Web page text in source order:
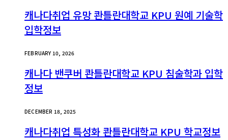
캐나다취업 유망 콴틀란대학교 KPU 원예 기술학
입학정보
FEBRUARY 10, 2026
캐나다 밴쿠버 콴틀란대학교 KPU 침술학과 입학
정보
DECEMBER 18, 2025
캐나다취업 특성화 콴틀란대학교 KPU 학교정보